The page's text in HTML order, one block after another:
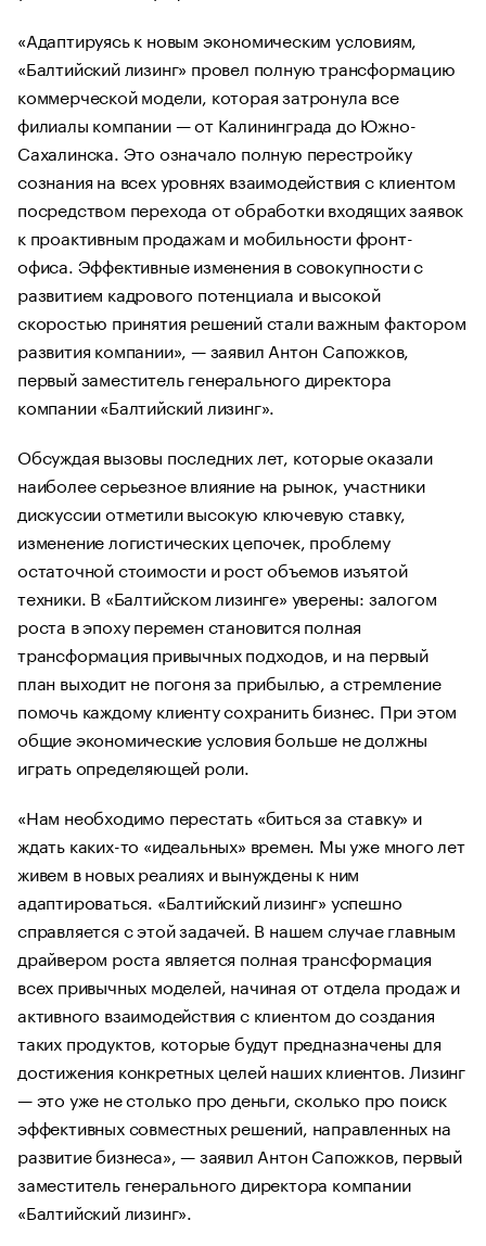
«Адаптируясь к новым экономическим условиям,
«Балтийский лизинг» провел полную трансформацию
коммерческой модели, которая затронула все
филиалы компании — от Калининграда до Южно-
Сахалинска. Это означало полную перестройку
сознания на всех уровнях взаимодействия с клиентом
посредством перехода от обработки входящих заявок
к проактивным продажам и мобильности фронт-
офиса. Эффективные изменения в совокупности с
развитием кадрового потенциала и высокой
скоростью принятия решений стали важным фактором
развития компании», — заявил Антон Сапожков,
первый заместитель генерального директора
компании «Балтийский лизинг».
Обсуждая вызовы последних лет, которые оказали
наиболее серьезное влияние на рынок, участники
дискуссии отметили высокую ключевую ставку,
изменение логистических цепочек, проблему
остаточной стоимости и рост объемов изъятой
техники. В «Балтийском лизинге» уверены: залогом
роста в эпоху перемен становится полная
трансформация привычных подходов, и на первый
план выходит не погоня за прибылью, а стремление
помочь каждому клиенту сохранить бизнес. При этом
общие экономические условия больше не должны
играть определяющей роли.
«Нам необходимо перестать «биться за ставку» и
ждать каких-то «идеальных» времен. Мы уже много лет
живем в новых реалиях и вынуждены к ним
адаптироваться. «Балтийский лизинг» успешно
справляется с этой задачей. В нашем случае главным
драйвером роста является полная трансформация
всех привычных моделей, начиная от отдела продаж и
активного взаимодействия с клиентом до создания
таких продуктов, которые будут предназначены для
достижения конкретных целей наших клиентов. Лизинг
— это уже не столько про деньги, сколько про поиск
эффективных совместных решений, направленных на
развитие бизнеса», — заявил Антон Сапожков, первый
заместитель генерального директора компании
«Балтийский лизинг».